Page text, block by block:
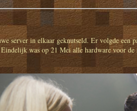
server in elkaar geknutseld. Er volgde een
was op 21 Mei alle hardware voor